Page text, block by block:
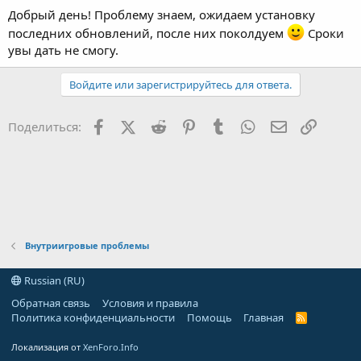
Добрый день! Проблему знаем, ожидаем установку
последних обновлений, после них поколдуем
Сроки
увы дать не смогу.
Войдите или зарегистрируйтесь для ответа.
Поделиться: FacebookX (Twitter)
Reddit PinterestTumblr WhatsApp
Внутриигровые проблемы
Russian (RU)
Обратная связь
Условия и правила
Политика конфиденциальности
Помощь Главная
R
Локализация от XenForo.Info